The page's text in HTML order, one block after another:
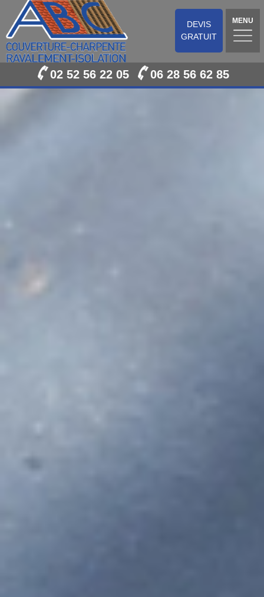
DEVIS
GRATUIT
MENU
02 52 56 22 05 06 28 56 62 85